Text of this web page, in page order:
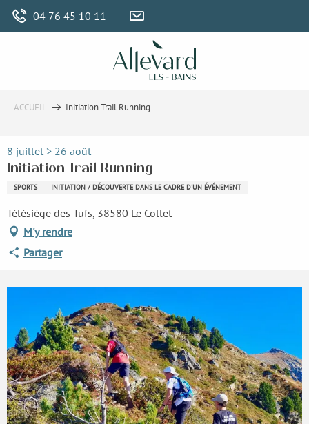
Aller
04 76 45 10 11
ACCUEIL Initiation Trail Running
8 juillet > 26 août
Initiation Trail Running
SPORTS INITIATION / DÉCOUVERTE DANS LE CADRE D'UN ÉVÉNEMENT
Télésiège des Tufs, 38580 Le Collet
M'y rendre
Partager